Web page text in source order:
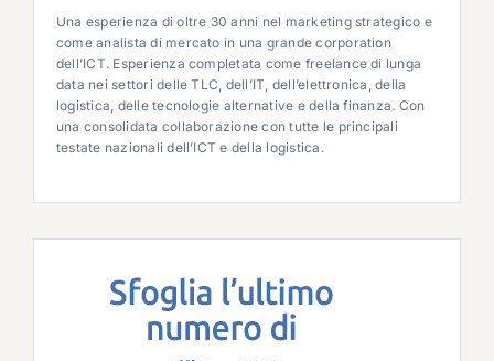
Una esperienza di oltre 30 anni nel marketing strategico e
come analista di mercato in una grande corporation
dell’ICT. Esperienza completata come freelance di lunga
data nei settori delle TLC, dell’IT, dell’elettronica, della
logistica, delle tecnologie alternative e della finanza. Con
una consolidata collaborazione con tutte le principali
testate nazionali dell’ICT e della logistica.